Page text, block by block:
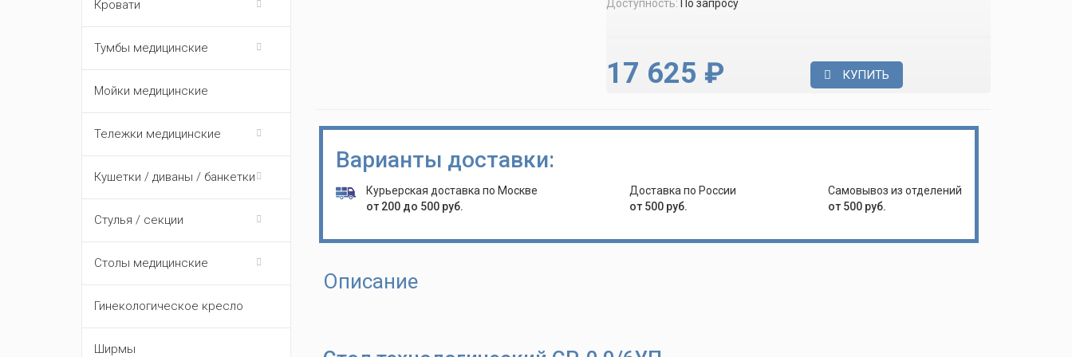
Кровати
Тумбы медицинские
Мойки медицинские
Тележки медицинские
Кушетки / диваны / банкетки
Стулья / секции
Столы медицинские
Гинекологическое кресло
Ширмы
Доступность: По запросу
17 625 ₽ КУПИТЬ
Варианты доставки:
Курьерская доставка по Москве
от 200 до 500 руб.
Доставка по России
от 500 руб.
Самовывоз из отделений
от 500 руб.
Описание